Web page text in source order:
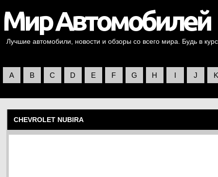
Лучшие автомобили, новости и обзоры со всего мира. Будь в
A B C D E F G H I J K
CHEVROLET NUBIRA